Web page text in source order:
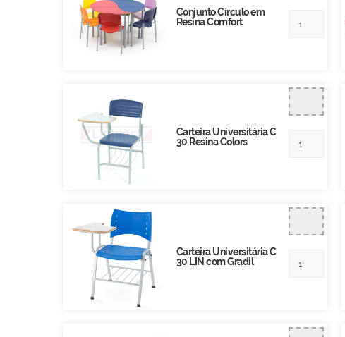
Conjunto Círculo em
Resina Comfort
Carteira Universitária C
30 Resina Colors
Carteira Universitária C
30 LIN com Gradil